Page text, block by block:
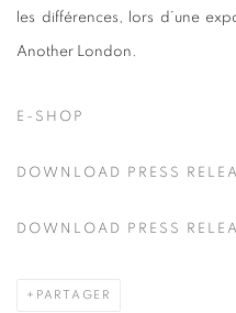
les différences, lors d’une
Another London.
E-SHOP
DOWNLOAD PRESS
DOWNLOAD PRESS
PARTAGER